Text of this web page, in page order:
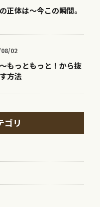
正体は〜今この瞬間。
02
もっともっと！から抜
方法
ゴリ